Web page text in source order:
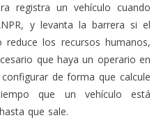
registra un vehículo cuando
y levanta la barrera si el
reduce los recursos humanos,
que haya un operario en
de forma que calcule
que un vehículo está
que sale.